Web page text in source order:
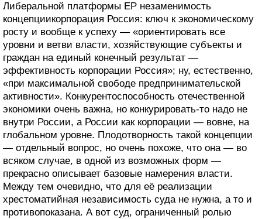
Либеральной платформы ЕР незаменимость
концепциикорпорация Россия: ключ к экономическому
росту и вообще к успеху — «ориентировать все
уровни и ветви власти, хозяйствующие субъекты и
граждан на единый конечный результат —
эффективность корпорации Россия»; ну, естественно,
«при максимальной свободе предпринимательской
активности». Конкурентоспособность отечественной
экономики очень важна, но конкурировать-то надо не
внутри России, а России как корпорации — вовне, на
глобальном уровне. Плодотворность такой концепции
— отдельный вопрос, но очень похоже, что она — во
всяком случае, в одной из возможных форм —
прекрасно описывает базовые намерения власти.
Между тем очевидно, что для её реализации
хрестоматийная независимость суда не нужна, а то и
противопоказана. А вот суд, ограниченный ролью